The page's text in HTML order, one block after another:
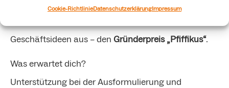
Cookie-RichtlinieDatenschutzerklärungImpressum
Geschäftsideen aus – den Gründerpreis „Pfiffikus“.
Was erwartet dich?
Unterstützung bei der Ausformulierung und